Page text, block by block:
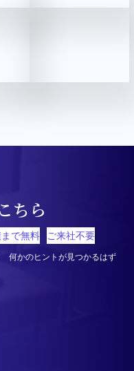
ちら
で無料 ご来社不要
何かのヒントが見つかるはず